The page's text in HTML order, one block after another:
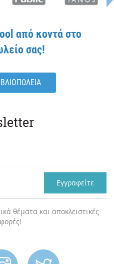
από κοντά στο
σας!
Εγγραφείτε
θέματα και αποκλειστικές